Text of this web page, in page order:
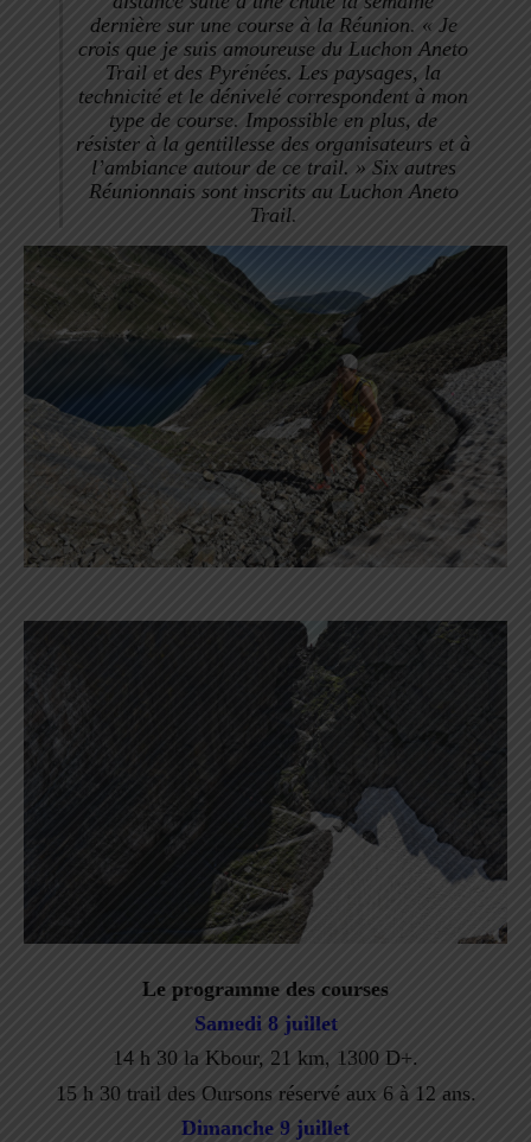
dernière sur une course à la Réunion. « Je
crois que je suis amoureuse du Luchon Aneto
Trail et des Pyrénées. Les paysages, la
technicité et le dénivelé correspondent à mon
type de course. Impossible en plus, de
résister à la gentillesse des organisateurs et à
l’ambiance autour de ce trail. » Six autres
Réunionnais sont inscrits au Luchon Aneto
Trail.
Le programme des courses
Samedi 8 juillet
14 h 30 la Kbour, 21 km, 1300 D+.
15 h 30 trail des Oursons réservé aux 6 à 12 ans.
Dimanche 9 juillet